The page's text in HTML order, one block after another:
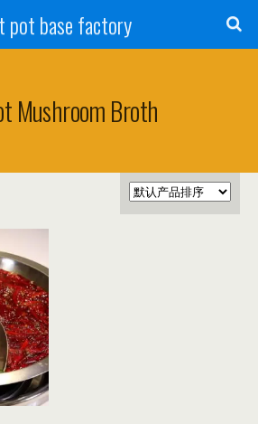
pot base factory
Mushroom Broth